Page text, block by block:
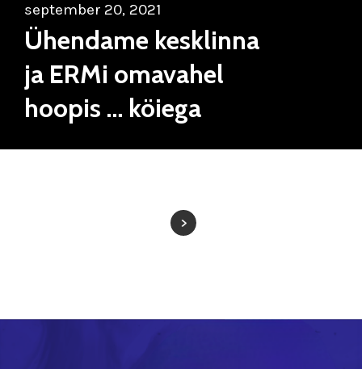
september 20, 2021
Ühendame kesklinna
ja ERMi omavahel
hoopis … köiega